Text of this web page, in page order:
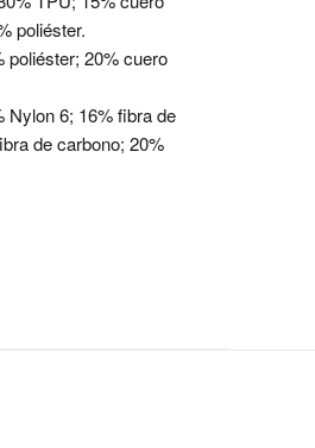
poliéster.
poliéster; 20% cuero
Nylon 6; 16% fibra de
de carbono; 20%